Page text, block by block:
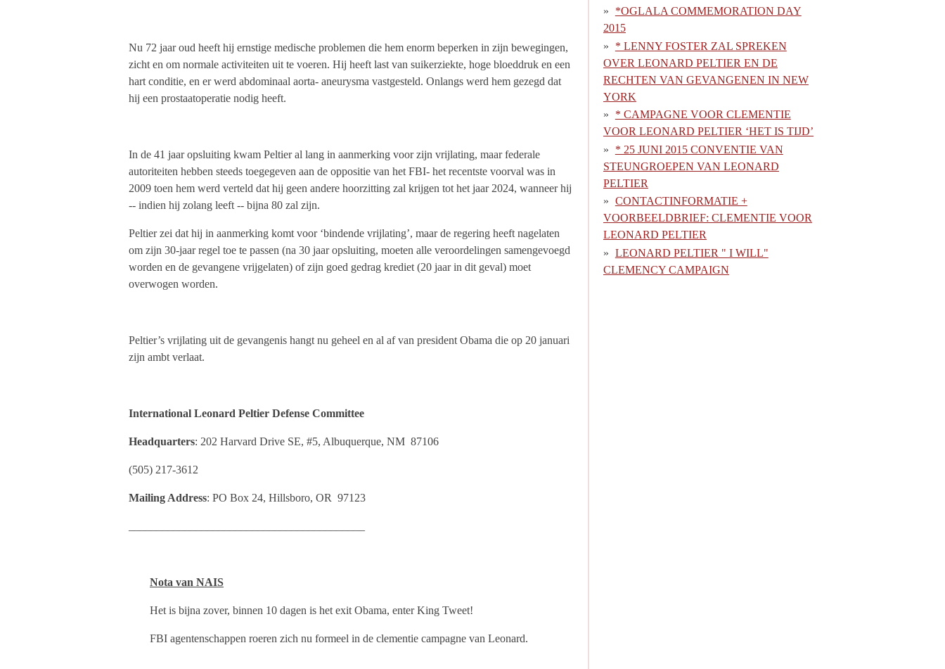
Nu 72 jaar oud heeft hij ernstige medische problemen die hem enorm beperken in zijn bewegingen,
zicht en om normale activiteiten uit te voeren. Hij heeft last van suikerziekte, hoge bloeddruk en een
hart conditie, en er werd abdominaal aorta- aneurysma vastgesteld. Onlangs werd hem gezegd dat
hij een prostaatoperatie nodig heeft.
In de 41 jaar opsluiting kwam Peltier al lang in aanmerking voor zijn vrijlating, maar federale
autoriteiten hebben steeds toegegeven aan de oppositie van het FBI- het recentste voorval was in
2009 toen hem werd verteld dat hij geen andere hoorzitting zal krijgen tot het jaar 2024, wanneer hij
-- indien hij zolang leeft -- bijna 80 zal zijn.
Peltier zei dat hij in aanmerking komt voor ‘bindende vrijlating’, maar de regering heeft nagelaten
om zijn 30-jaar regel toe te passen (na 30 jaar opsluiting, moeten alle veroordelingen samengevoegd
worden en de gevangene vrijgelaten) of zijn goed gedrag krediet (20 jaar in dit geval) moet
overwogen worden.
Peltier’s vrijlating uit de gevangenis hangt nu geheel en al af van president Obama die op 20 januari
zijn ambt verlaat.
International Leonard Peltier Defense Committee
Headquarters: 202 Harvard Drive SE, #5, Albuquerque, NM 87106
(505) 217-3612
Mailing Address: PO Box 24, Hillsboro, OR 97123
Nota van NAIS
Het is bijna zover, binnen 10 dagen is het exit Obama, enter King Tweet!
FBI agentenschappen roeren zich nu formeel in de clementie campagne van Leonard.
*OGLALA COMMEMORATION DAY
2015
* LENNY FOSTER ZAL SPREKEN
OVER LEONARD PELTIER EN DE
RECHTEN VAN GEVANGENEN IN NEW
YORK
* CAMPAGNE VOOR CLEMENTIE
VOOR LEONARD PELTIER ‘HET IS TIJD’
* 25 JUNI 2015 CONVENTIE VAN
STEUNGROEPEN VAN LEONARD
PELTIER
CONTACTINFORMATIE +
VOORBEELDBRIEF: CLEMENTIE VOOR
LEONARD PELTIER
LEONARD PELTIER " I WILL"
CLEMENCY CAMPAIGN